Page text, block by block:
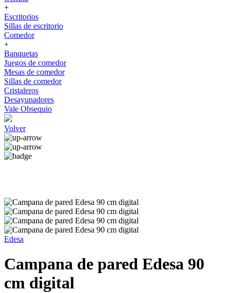
+
Escritorios
Sillas de escritorio
Comedor
+
Banquetas
Juegos de comedor
Mesas de comedor
Sillas de comedor
Cristaleros
Desayunadores
Vale Obsequio
Volver
Edesa
Campana de pared Edesa 90
cm digital